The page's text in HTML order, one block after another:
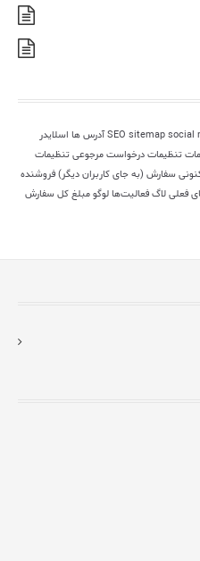
SEO sitemapsocial آدرس ها اسلایدر
تنظیمات درخواست مرجوعیتنظیمات
سفارش (به جای کاربران دیگر)فروشنده
فعلیلاگ فعالیت‌هالوگومبلغ کل سفارش